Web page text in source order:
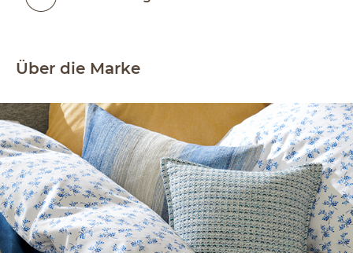
Über die Marke